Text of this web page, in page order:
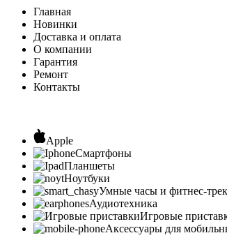
Главная
Новинки
Доставка и оплата
О компании
Гарантия
Ремонт
Контакты
Apple
Смартфоны
Планшеты
Ноутбуки
Умные часы и фитнес-
Аудиотехника
Игровые
Аксессуары для